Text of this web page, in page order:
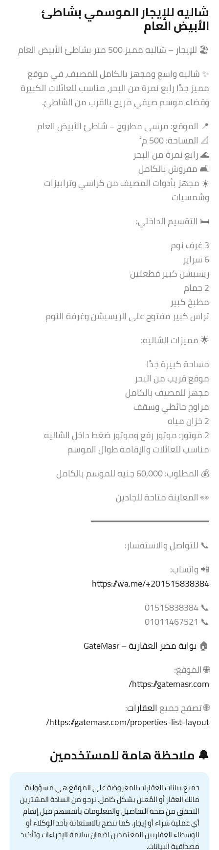
شاليه للإيجار الموسمي بشاطئ
الأبيض العام
🏖️ للإيجار – شاليه مميز 500 متر بشاطئ الأبيض العام
✨ شاليه واسع ومجهز بالكامل للمصيف، في موقع
مميز جدًا رابع نمرة من البحر، مناسب للعائلات الكبيرة
وقضاء موسم صيفي مريح بالقرب من الشاطئ.
📍 الموقع: مرسى مطروح – شاطئ الأبيض العام
📐 المساحة: 500 م²
🌊 رابع نمرة من البحر
🛋️ مفروش بالكامل
☀️ مجهز بأدوات المصيف من كراسي وترابيزات
وشمسيات
🛏️ التقسيم الداخلي:
3 غرف نوم
6 سراير
ريسبشن كبير قطعتين
2 حمام
مطبخ كبير
تراس كبير مفتوح على الريسبشن وغرفة النوم
🌟 مميزات الشاليه:
مساحة كبيرة جدًا
موقع قريب من البحر
مجهز للمصيف بالكامل
مراوح حائطي وسقف
2 خزان مياه
2 موتور: موتور رفع وموتور ضغط داخل الشاليه
مناسب للعائلات والإقامة طوال الموسم
💰 المطلوب: 60,000 جنيه للموسم بالكامل
👀 المعاينة متاحة للجادين
━━━━━━━━━━━━━━━━━━━━━━
📞 للتواصل والاستفسار:
📲 واتساب:
https://wa.me/+201515838384
📞 01515838384
📞 01011467521
🏠 بوابة مصر العقارية–
GateMasr
🌐 الموقع:
https://gatemasr.com/
🌐 تصفح جميعالعقارات:
https://gatemasr.com/properties-list-layout/
🔔 ملاحظة هامة للمستخدمين
جميع بيانات العقارات المعروضة على الموقع هي مسؤولية
مالك العقار أو المُعلن بشكل كامل. نرجو من السادة المشترين
التحقق من صحة التفاصيل والمعلومات بأنفسهم قبل إتمام
أي عملية شراء أو إيجار. كما ننصح بالاستعانة بأحد الوكلاء أو
الوسطاء العقاريين المعتمدين لضمان سلامة الإجراءات وتأكيد
مصداقية البيانات.